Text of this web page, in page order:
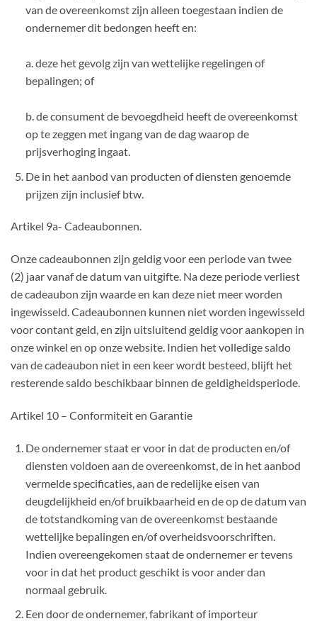
van de overeenkomst zijn alleen toegestaan indien de
ondernemer dit bedongen heeft en:
a. deze het gevolg zijn van wettelijke regelingen of
bepalingen; of
b. de consument de bevoegdheid heeft de overeenkomst
op te zeggen met ingang van de dag waarop de
prijsverhoging ingaat.
De in het aanbod van producten of diensten genoemde
prijzen zijn inclusief btw.
Artikel 9a- Cadeaubonnen.
Onze cadeaubonnen zijn geldig voor een periode van twee
(2) jaar vanaf de datum van uitgifte. Na deze periode verliest
de cadeaubon zijn waarde en kan deze niet meer worden
ingewisseld. Cadeaubonnen kunnen niet worden ingewisseld
voor contant geld, en zijn uitsluitend geldig voor aankopen in
onze winkel en op onze website. Indien het volledige saldo
van de cadeaubon niet in een keer wordt besteed, blijft het
resterende saldo beschikbaar binnen de geldigheidsperiode.
Artikel 10 – Conformiteit en Garantie
De ondernemer staat er voor in dat de producten en/of
diensten voldoen aan de overeenkomst, de in het aanbod
vermelde specificaties, aan de redelijke eisen van
deugdelijkheid en/of bruikbaarheid en de op de datum van
de totstandkoming van de overeenkomst bestaande
wettelijke bepalingen en/of overheidsvoorschriften.
Indien overeengekomen staat de ondernemer er tevens
voor in dat het product geschikt is voor ander dan
normaal gebruik.
Een door de ondernemer, fabrikant of importeur